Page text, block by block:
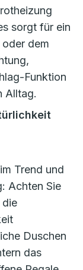
sorgt für ein
dem
Funktion
Alltag.
Trend und
Achten Sie
die
Duschen
das